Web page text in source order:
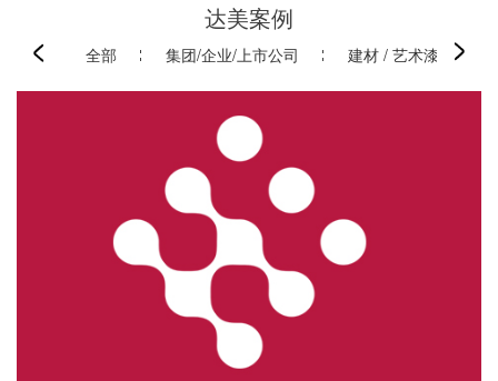
达美案例
全部 集团/企业/上市公司 建材 / 艺术漆 / 门窗